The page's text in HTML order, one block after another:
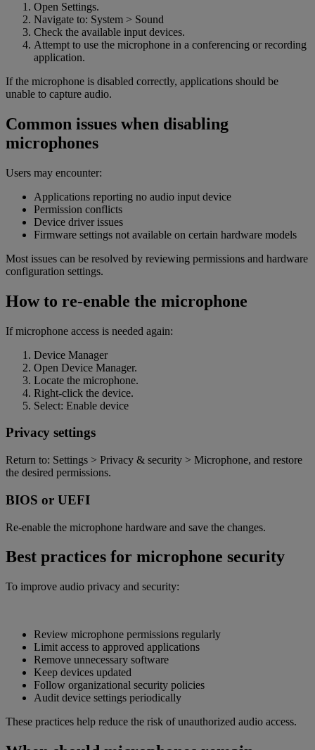
Open Settings.
Navigate to: System > Sound
Check the available input devices.
Attempt to use the microphone in a conferencing or recording
application.
If the microphone is disabled correctly, applications should be
unable to capture audio.
Common issues when disabling
microphones
Users may encounter:
Applications reporting no audio input device
Permission conflicts
Device driver issues
Firmware settings not available on certain hardware models
Most issues can be resolved by reviewing permissions and hardware
configuration settings.
How to re-enable the microphone
If microphone access is needed again:
Device Manager
Open Device Manager.
Locate the microphone.
Right-click the device.
Select: Enable device
Privacy settings
Return to: Settings > Privacy & security > Microphone, and restore
the desired permissions.
BIOS or UEFI
Re-enable the microphone hardware and save the changes.
Best practices for microphone security
To improve audio privacy and security:
Review microphone permissions regularly
Limit access to approved applications
Remove unnecessary software
Keep devices updated
Follow organizational security policies
Audit device settings periodically
These practices help reduce the risk of unauthorized audio access.